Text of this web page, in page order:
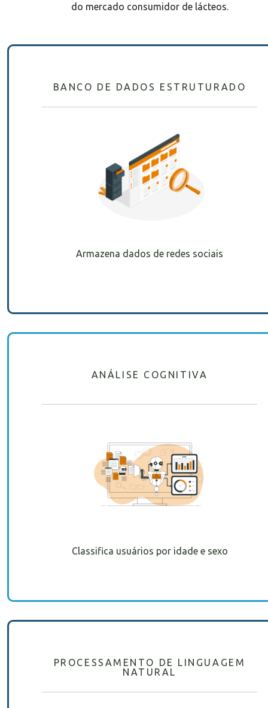
do mercado consumidor de lácteos.
BANCO DE DADOS ESTRUTURADO
Armazena dados de redes sociais
ANÁLISE COGNITIVA
Classifica usuários por idade e sexo
PROCESSAMENTO DE LINGUAGEM
NATURAL